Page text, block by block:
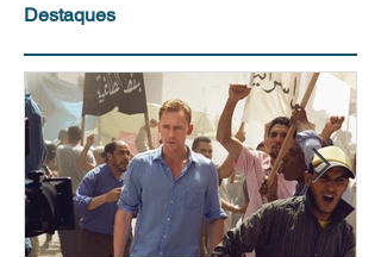
Destaques